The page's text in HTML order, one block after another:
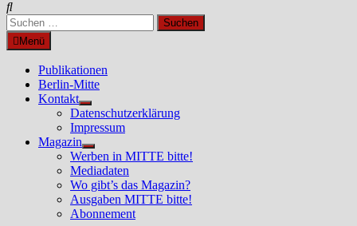
Suchen
nach:Menü
Publikationen
Berlin-Mitte
Kontakt
Untermenü
anzeigen
Datenschutzerklärung
Impressum
Magazin
Untermenü
anzeigen
Werben in MITTE bitte!
Mediadaten
Wo gibt’s das Magazin?
Ausgaben MITTE bitte!
Abonnement